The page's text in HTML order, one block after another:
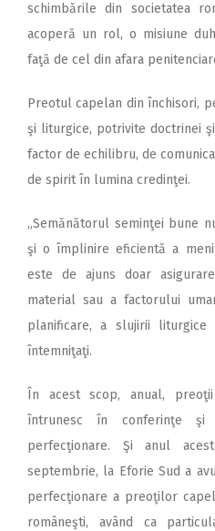
2020
2018
2017
2015
2014
2013
2012
2010
schimbările din societatea
acoperă un rol, o misiune
faţă de cel din afara
Preotul capelan din închisori,
şi liturgice, potrivite doctrinei
factor de echilibru, de
de spirit în lumina credinţei.
,,Semănătorul seminţei bune
şi o împlinire eficientă a
este de ajuns doar
material sau a factorului
planificare, a slujirii
întemniţaţi.
În acest scop, anual,
întrunesc în conferinţe
perfecţionare. Şi anul
septembrie, la Eforie Sud a
perfecţionare a preoţilor
româneşti, având ca